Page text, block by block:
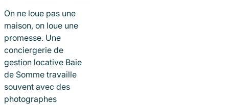
On ne loue pas une
maison, on loue une
promesse. Une
conciergerie de
gestion locative Baie
de Somme travaille
souvent avec des
photographes